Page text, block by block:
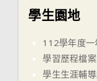
學生園地
112學年度
學習歷程檔
學生生涯輔